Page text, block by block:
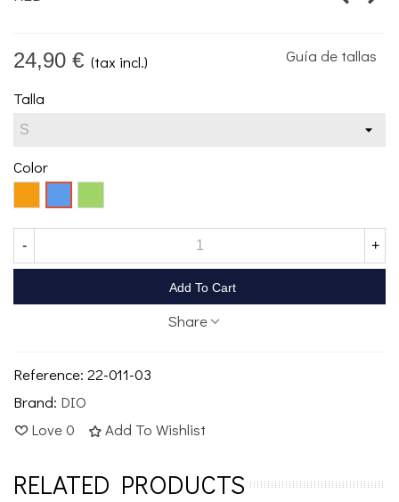
24,90 € (tax incl.) Guía de tallas
Talla
Color
- +
Add To Cart
Share
Reference: 22-011-03
Brand: DIO
Love0 Add To Wishlist
RELATED PRODUCTS